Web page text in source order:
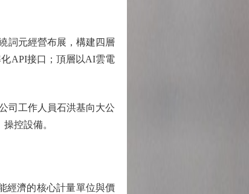
詞元經營布展，構建四層
API接口；頂層以AI雲電
司工作人員石洪基向大公
控設備。
經濟的核心計量單位與價